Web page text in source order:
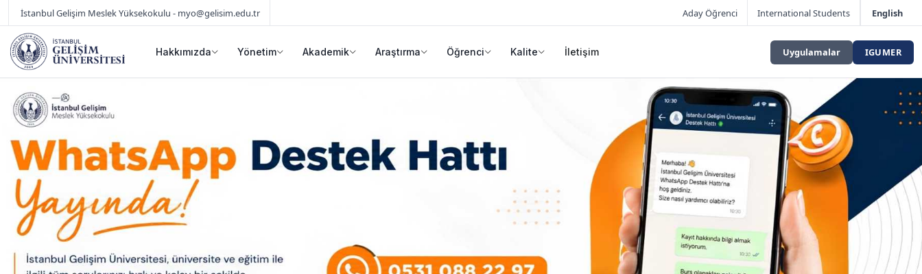
İstanbul Gelişim Meslek Yüksekokulu - myo@gelisim.edu.tr Aday Öğrenci International Students English
Hakkımızda Yönetim Akademik Araştırma Öğrenci Kalite İletişim Uygulamalar IGUMER